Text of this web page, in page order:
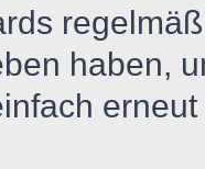
haben,